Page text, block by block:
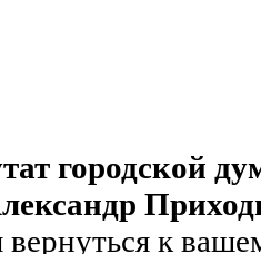
городской
к